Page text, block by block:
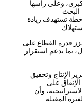
رأسها
زيادة
القطاع على
استقرار
وتحقيق
على
وأن